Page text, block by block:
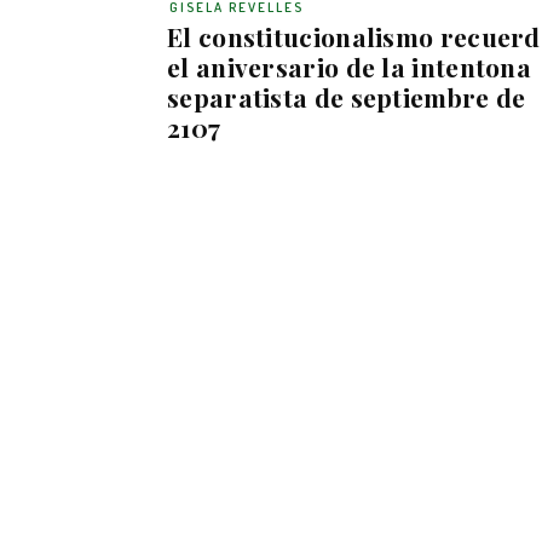
El constitucionalismo
el aniversario de la intentona
separatista de septiembre de
2107
GISELA REVELLES